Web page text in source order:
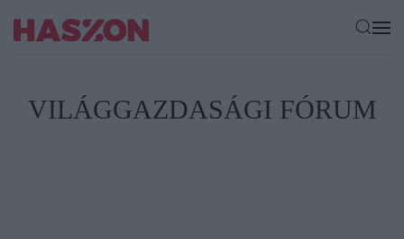
VILÁGGAZDASÁGI FÓRUM